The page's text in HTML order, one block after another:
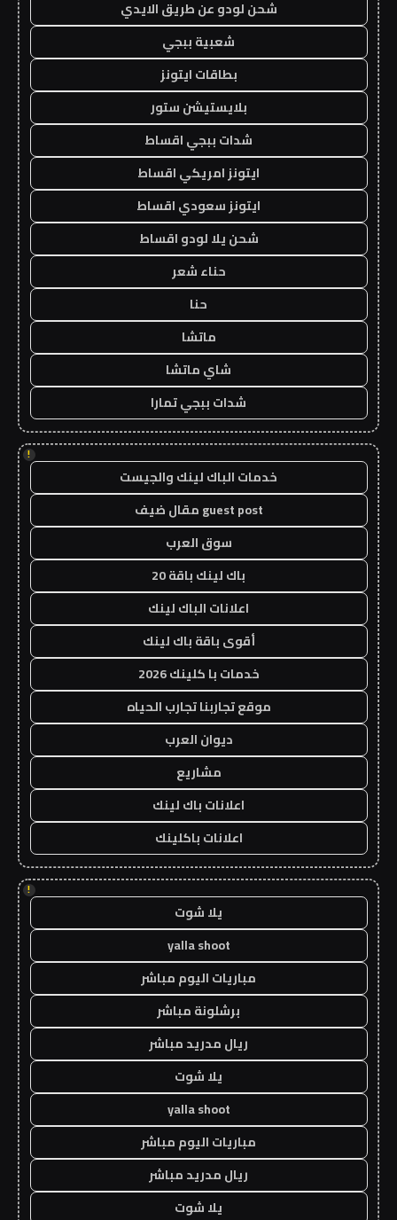
شحن لودو عن طريق الايدي
شعبية ببجي
بطاقات ايتونز
بلايستيشن ستور
شدات ببجي اقساط
ايتونز امريكي اقساط
ايتونز سعودي اقساط
شحن يلا لودو اقساط
حناء شعر
حنا
ماتشا
شاي ماتشا
شدات ببجي تمارا
!
خدمات الباك لينك والجيست
guest post مقال ضيف
سوق العرب
باك لينك باقة 20
اعلانات الباك لينك
أقوى باقة باك لينك
خدمات با كلينك 2026
موقع تجاربنا تجارب الحياه
ديوان العرب
مشاريع
اعلانات باك لينك
اعلانات باكلينك
!
يلا شوت
yalla shoot
مباريات اليوم مباشر
برشلونة مباشر
ريال مدريد مباشر
يلا شوت
yalla shoot
مباريات اليوم مباشر
ريال مدريد مباشر
يلا شوت